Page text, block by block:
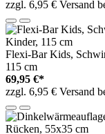
zzgl. 6,95 € Versand
Flexi-Bar Kids,
115 cm
69,95 €*
zzgl. 6,95 € Versand